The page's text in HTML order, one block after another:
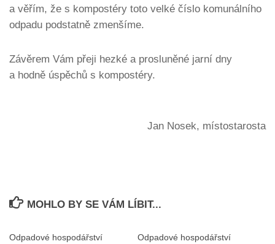
a věřím, že s kompostéry toto velké číslo komunálního
odpadu podstatně zmenšíme.
Závěrem Vám přeji hezké a prosluněné jarní dny
a hodně úspěchů s kompostéry.
Jan Nosek, místostarosta
MOHLO BY SE VÁM LÍBIT...
Odpadové hospodářství
Odpadové hospodářství